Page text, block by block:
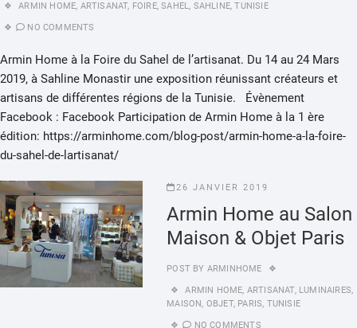
ARMIN HOME, ARTISANAT, FOIRE,SAHEL, SAHLINE,TUNISIE
NO COMMENTS
Armin Home à la Foire du Sahel de l’artisanat. Du 14 au 24 Mars
2019, à Sahline Monastir une exposition réunissant créateurs et
artisans de différentes régions de la Tunisie. Évènement
Facebook : Facebook Participation de Armin Home à la 1 ère
édition: https://arminhome.com/blog-post/armin-home-a-la-foire-
du-sahel-de-lartisanat/
26 JANVIER 2019
Armin Home au Salon
Maison & Objet Paris
POST BY ARMINHOME
ARMIN HOME, ARTISANAT, LUMINAIRES,
MAISON, OBJET, PARIS, TUNISIE
NO COMMENTS